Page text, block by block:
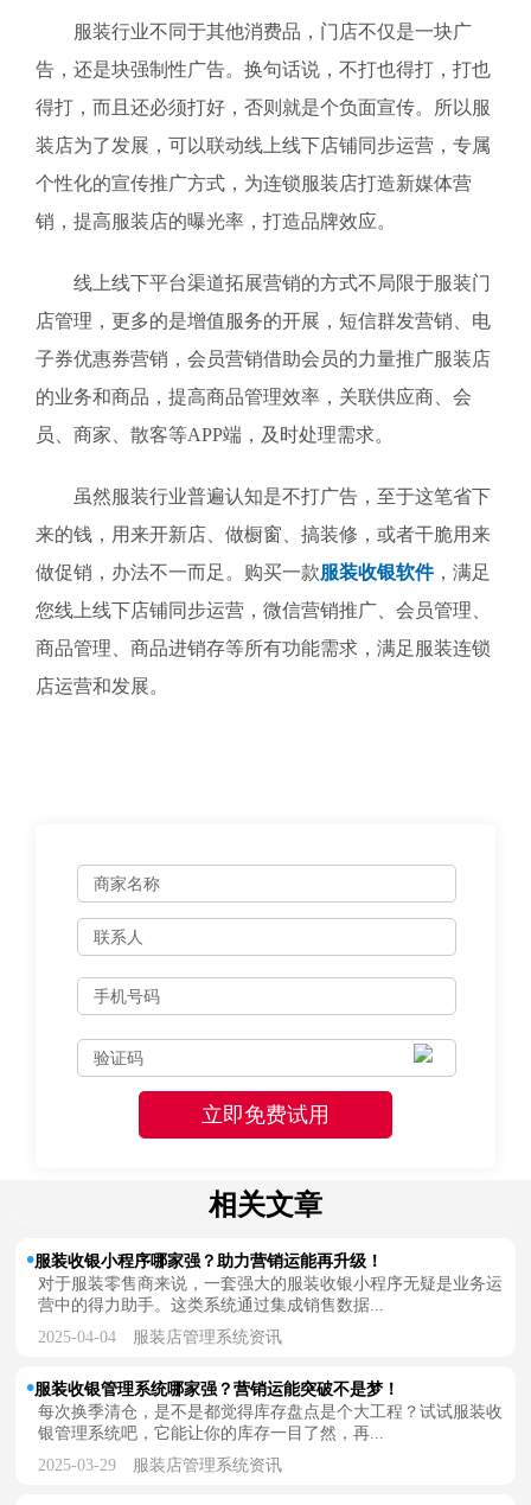
服装行业不同于其他消费品，门店不仅是一块广
告，还是块强制性广告。换句话说，不打也得打，打也
得打，而且还必须打好，否则就是个负面宣传。所以服
装店为了发展，可以联动线上线下店铺同步运营，专属
个性化的宣传推广方式，为连锁服装店打造新媒体营
销，提高服装店的曝光率，打造品牌效应。
线上线下平台渠道拓展营销的方式不局限于服装门
店管理，更多的是增值服务的开展，短信群发营销、电
子券优惠券营销，会员营销借助会员的力量推广服装店
的业务和商品，提高商品管理效率，关联供应商、会
员、商家、散客等APP端，及时处理需求。
虽然服装行业普遍认知是不打广告，至于这笔省下
来的钱，用来开新店、做橱窗、搞装修，或者干脆用来
做促销，办法不一而足。购买一款服装收银软件，满足
您线上线下店铺同步运营，微信营销推广、会员管理、
商品管理、商品进销存等所有功能需求，满足服装连锁
店运营和发展。
相关文章
服装收银小程序哪家强？助力营销运能再升级！
对于服装零售商来说，一套强大的服装收银小程序无疑是业务运
营中的得力助手。这类系统通过集成销售数据...
2025-04-04 服装店管理系统资讯
服装收银管理系统哪家强？营销运能突破不是梦！
每次换季清仓，是不是都觉得库存盘点是个大工程？试试服装收
银管理系统吧，它能让你的库存一目了然，再...
2025-03-29 服装店管理系统资讯